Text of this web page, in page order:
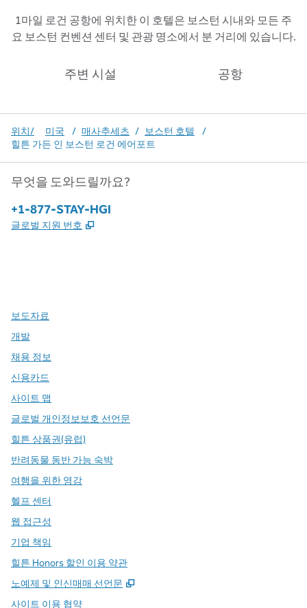
1마일 로건 공항에 위치한 이 호텔은 보스턴 시내와 모든 주
요 보스턴 컨벤션 센터 및 관광 명소에서 분 거리에 있습니다.
주변 시설 공항
위치/ 미국 / 매사추세츠 / 보스턴 호텔
/
힐튼 가든 인 보스턴 로건 에어포트
무엇을 도와드릴까요?
전화:
+1-877-STAY-HGI
글로벌 지원 번호 ,
보도자료
개발
채용 정보
신용카드
사이트 맵
글로벌 개인정보보호 선언문
힐튼 상품권(유럽)
반려동물 동반 가능 숙박
여행을 위한 영감
헬프 센터
웹 접근성
기업 책임
힐튼 Honors 할인 이용 약관
노예제 및 인신매매 선언문
,
사이트 이용 협약